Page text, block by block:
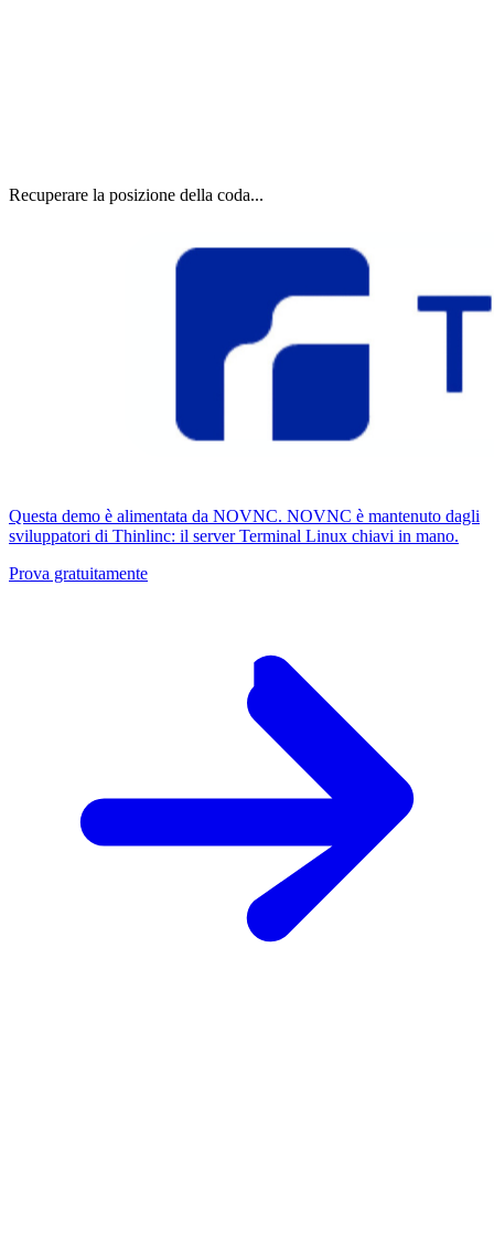
Recuperare la posizione della coda...
Questa demo è alimentata da NOVNC. NOVNC è mantenuto dagli
sviluppatori di Thinlinc: il server Terminal Linux chiavi in ​​mano.
Prova gratuitamente